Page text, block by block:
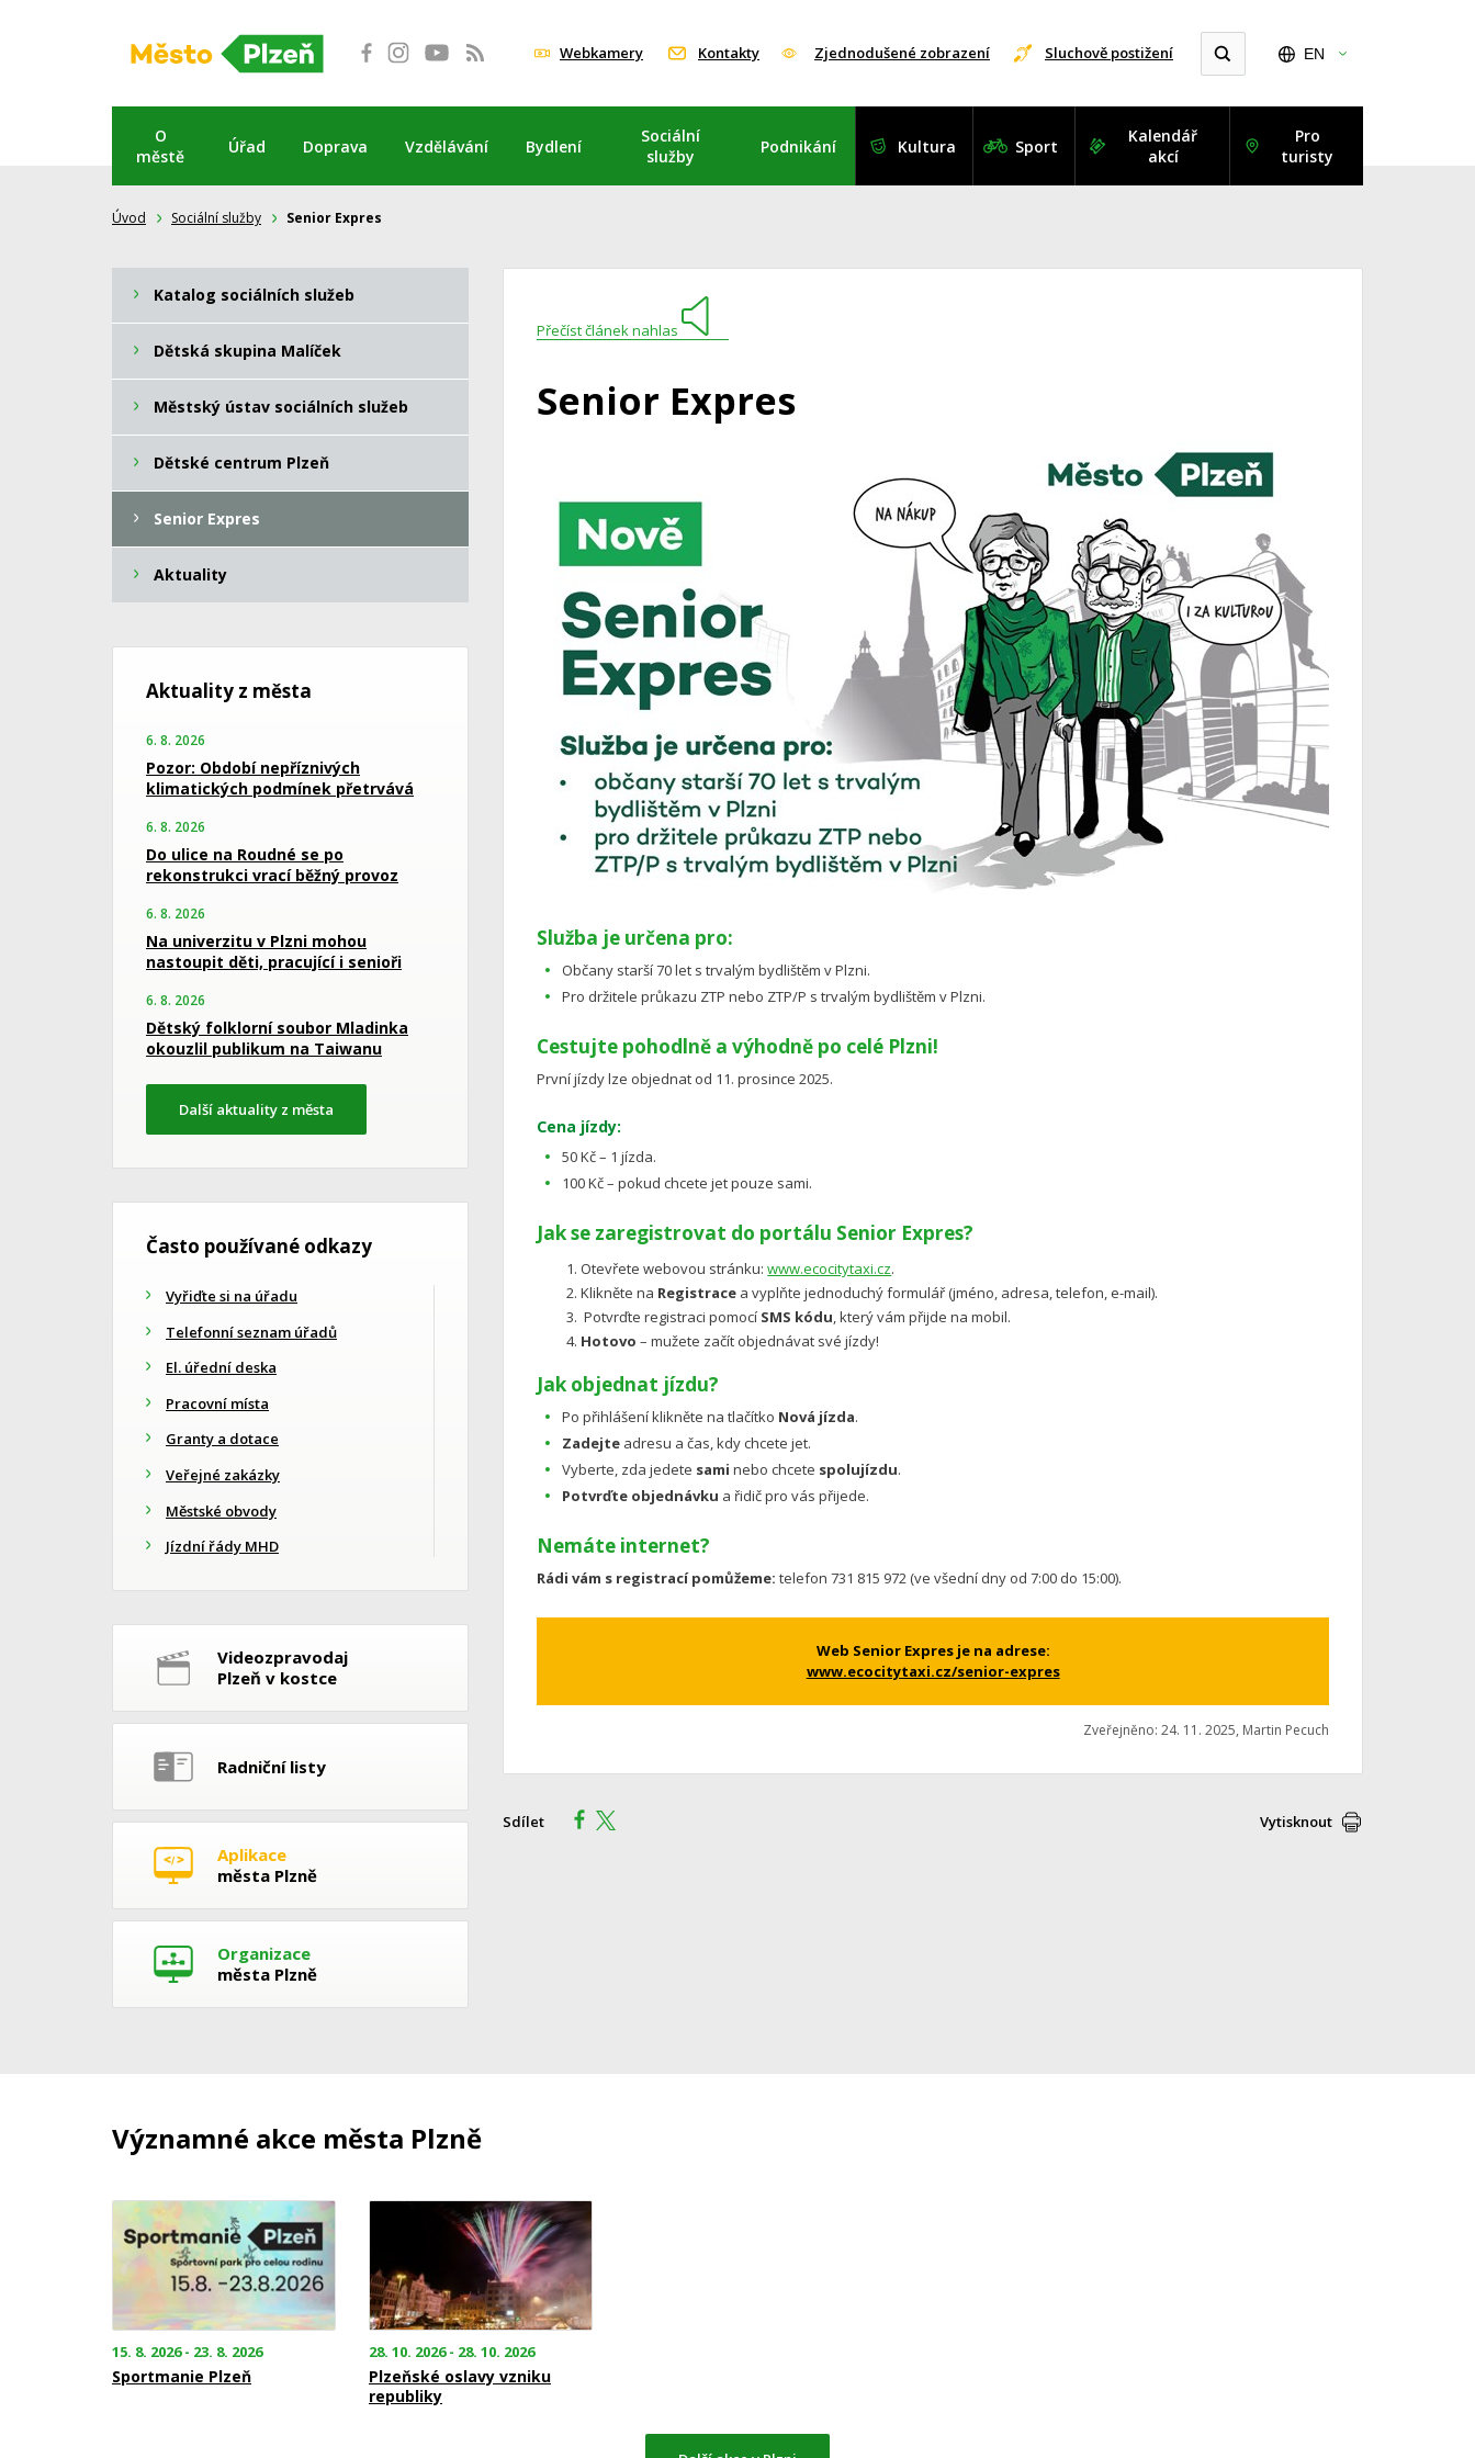
Webkamery Kontakty Zjednodušené zobrazení Sluchově postižení EN
O
městě
Úřad Doprava Vzdělávání Bydlení
Sociální
služby
Podnikání Kultura Sport
Kalendář
akcí
Pro
turisty
Úvod Sociální služby Senior Expres
Přečíst článek nahlas
Senior Expres
Služba je určena pro:
Občany starší 70 let s trvalým bydlištěm v Plzni.
Pro držitele průkazu ZTP nebo ZTP/P s trvalým bydlištěm v Plzni.
Cestujte pohodlně a výhodně po celé Plzni!
První jízdy lze objednat od 11. prosince 2025.
Cena jízdy:
50 Kč – 1 jízda.
100 Kč – pokud chcete jet pouze sami.
Jak se zaregistrovat do portálu Senior Expres?
Otevřete webovou stránku:www.ecocitytaxi.cz.
Klikněte na Registrace a vyplňte jednoduchý formulář (jméno, adresa, telefon, e-mail).
Potvrďte registraci pomocí SMS kódu, který vám přijde na mobil.
Hotovo – mužete začít objednávat své jízdy!
Jak objednat jízdu?
Po přihlášení klikněte na tlačítko Nová jízda.
Zadejte adresu a čas, kdy chcete jet.
Vyberte, zda jedete sami nebo chcete spolujízdu.
Potvrďte objednávku a řidič pro vás přijede.
Nemáte internet?
Rádi vám s registrací pomůžeme: telefon 731 815 972 (ve všední dny od 7:00 do 15:00).
Web Senior Expres je na adrese:
www.ecocitytaxi.cz/senior-expres
Zveřejněno: 24. 11. 2025, Martin Pecuch
Sdílet Vytisknout
Katalog sociálních služeb
Dětská skupina Malíček
Městský ústav sociálních služeb
Dětské centrum Plzeň
Senior Expres
Aktuality
Aktuality z města
6. 8. 2026
Pozor: Období nepříznivých
klimatických podmínek přetrvává
6. 8. 2026
Do ulice na Roudné se po
rekonstrukci vrací běžný provoz
6. 8. 2026
Na univerzitu v Plzni mohou
nastoupit děti, pracující i senioři
6. 8. 2026
Dětský folklorní soubor Mladinka
okouzlil publikum na Taiwanu
Další aktuality z města
Často používané odkazy
Vyřiďte si na úřadu
Telefonní seznam úřadů
El. úřední deska
Pracovní místa
Granty a dotace
Veřejné zakázky
Městské obvody
Jízdní řády MHD
Videozpravodaj
Plzeň v kostce
Radniční listy
Aplikace
města Plzně
Organizace
města Plzně
Významné akce města Plzně
15. 8. 2026 - 23. 8. 2026
Sportmanie Plzeň
28. 10. 2026 - 28. 10. 2026
Plzeňské oslavy vzniku
republiky